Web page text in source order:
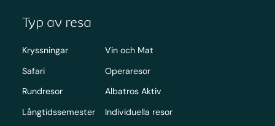
Typ av resa
Kryssningar
Safari
Rundresor
Långtidssemester
Vin och Mat
Operaresor
Albatros Aktiv
Individuella resor